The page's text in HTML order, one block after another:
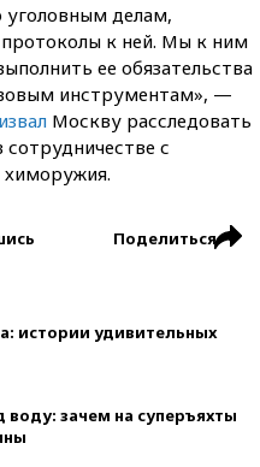
делам,
к ней. Мы к ним
ее обязательства
инструментам», —
Москву расследовать
с
Поделиться
истории удивительных
воду: зачем на суперъяхты